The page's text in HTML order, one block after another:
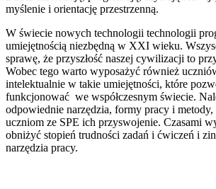
myślenie i orientację przestrzenną.
W świecie nowych technologii technologii
umiejętnością niezbędną w XXI wieku.
sprawę, że przyszłość naszej cywilizacji to
Wobec tego warto wyposażyć również
intelektualnie w takie umiejętności, które
funkcjonować we współczesnym świecie.
odpowiednie narzędzia, formy pracy i metody,
uczniom ze SPE ich przyswojenie. Czasami
obniżyć stopień trudności zadań i ćwiczeń i
narzędzia pracy.